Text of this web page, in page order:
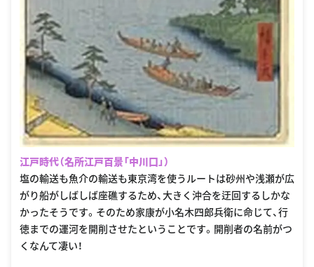
江戸時代（名所江戸百景「中川口」）
塩の輸送も魚介の輸送も東京湾を使うルートは砂州や浅瀬が広
がり船がしばしば座礁するため、大きく沖合を迂回するしかな
かったそうです。そのため家康が小名木四郎兵衛に命じて、行
徳までの運河を開削させたということです。開削者の名前がつ
くなんて凄い！